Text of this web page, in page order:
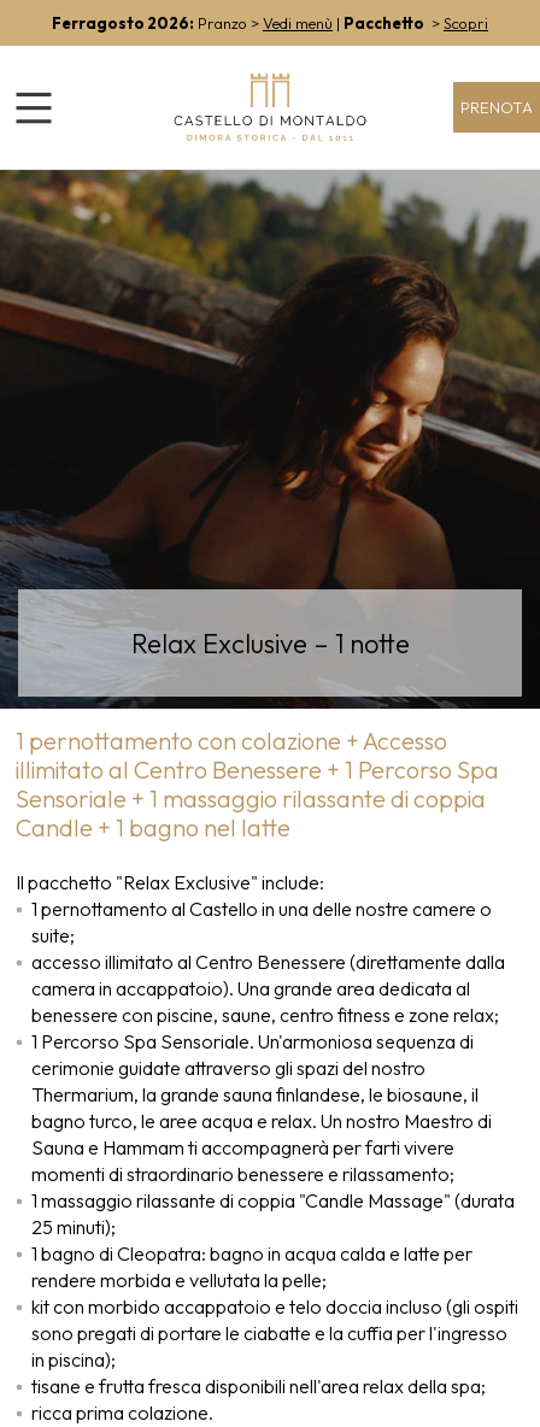
Ferragosto 2026: Pranzo >Vedi menù | Pacchetto >Scopri
PRENOTA
Relax Exclusive – 1 notte
1 pernottamento con colazione + Accesso
illimitato al Centro Benessere + 1 Percorso Spa
Sensoriale + 1 massaggio rilassante di coppia
Candle + 1 bagno nel latte
Il pacchetto "Relax Exclusive" include:
1 pernottamento al Castello in una delle nostre camere o
suite;
accesso illimitato al Centro Benessere (direttamente dalla
camera in accappatoio). Una grande area dedicata al
benessere con piscine, saune, centro fitness e zone relax;
1 Percorso Spa Sensoriale. Un'armoniosa sequenza di
cerimonie guidate attraverso gli spazi del nostro
Thermarium, la grande sauna finlandese, le biosaune, il
bagno turco, le aree acqua e relax. Un nostro Maestro di
Sauna e Hammam ti accompagnerà per farti vivere
momenti di straordinario benessere e rilassamento;
1 massaggio rilassante di coppia "Candle Massage" (durata
25 minuti);
1 bagno di Cleopatra: bagno in acqua calda e latte per
rendere morbida e vellutata la pelle;
kit con morbido accappatoio e telo doccia incluso (gli ospiti
sono pregati di portare le ciabatte e la cuffia per l'ingresso
in piscina);
tisane e frutta fresca disponibili nell'area relax della spa;
ricca prima colazione.